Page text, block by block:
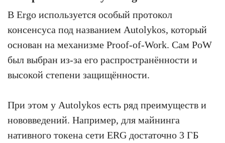
В Ergo используется особый протокол
консенсуса под названием Autolykos, который
основан на механизме Proof-of-Work. Сам PoW
был выбран из-за его распространённости и
высокой степени защищённости.
При этом у Autolykos есть ряд преимуществ и
нововведений. Например, для майнинга
нативного токена сети ERG достаточно 3 ГБ